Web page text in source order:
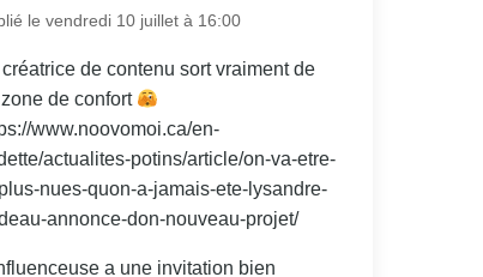
le vendredi 10 juillet à 16:00
créatrice de contenu sort vraiment de
de confort
www.noovomoi.ca/en-
actualites-potins/article/on-va-etre-
nues-quon-a-jamais-ete-lysandre-
annonce-don-nouveau-projet/
a une invitation bien